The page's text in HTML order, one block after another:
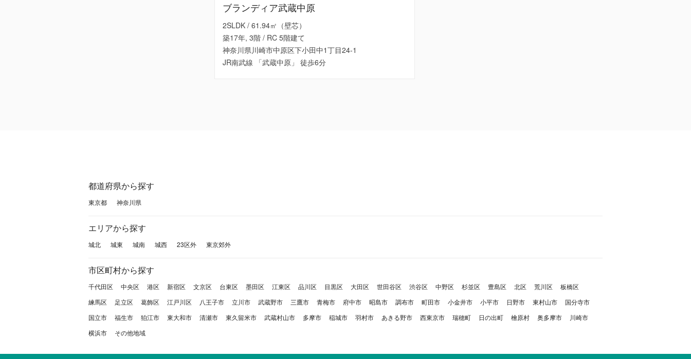
ブランディア武蔵中原
2SLDK / 61.94㎡（壁芯）
築17年, 3階 / RC 5階建て
神奈川県川崎市中原区下小田中1丁目24-1
JR南武線 「武蔵中原」 徒歩6分
都道府県から探す
東京都 神奈川県
エリアから探す
城北 城東 城南 城西 23区外 東京郊外
市区町村から探す
千代田区 中央区 港区 新宿区 文京区 台東区 墨田区 江東区 品川区 目黒区 大田区 世田谷区 渋谷区 中野区 杉並区 豊島区 北区 荒川区
板橋区
練馬区
足立区 葛飾区 江戸川区 八王子市 立川市 武蔵野市 三鷹市 青梅市 府中市 昭島市 調布市 町田市 小金井市 小平市 日野市 東村山市
国分寺市
国立市
福生市 狛江市 東大和市 清瀬市 東久留米市 武蔵村山市 多摩市 稲城市 羽村市 あきる野市 西東京市 瑞穂町 日の出町 檜原村 奥多摩市
川崎市
横浜市
その他地域